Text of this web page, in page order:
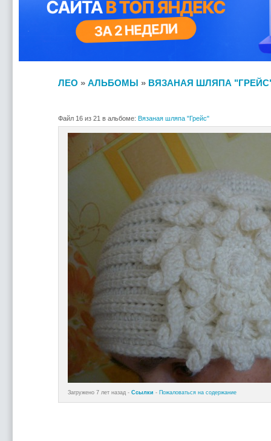
ЛЕО » АЛЬБОМЫ » ВЯЗАНАЯ ШЛЯПА
Файл 16 из 21 в альбоме: Вязаная шляпа "Грейс"
Загружено 7 лет назад - Ссылки - Пожаловаться на содержание